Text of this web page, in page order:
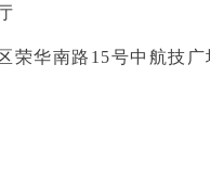
荣华南路15号中航技广